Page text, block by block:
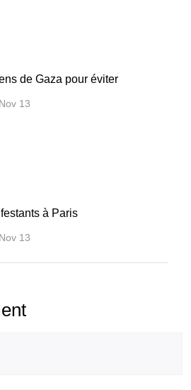
de Gaza pour éviter
Nov 13
à Paris
Nov 13